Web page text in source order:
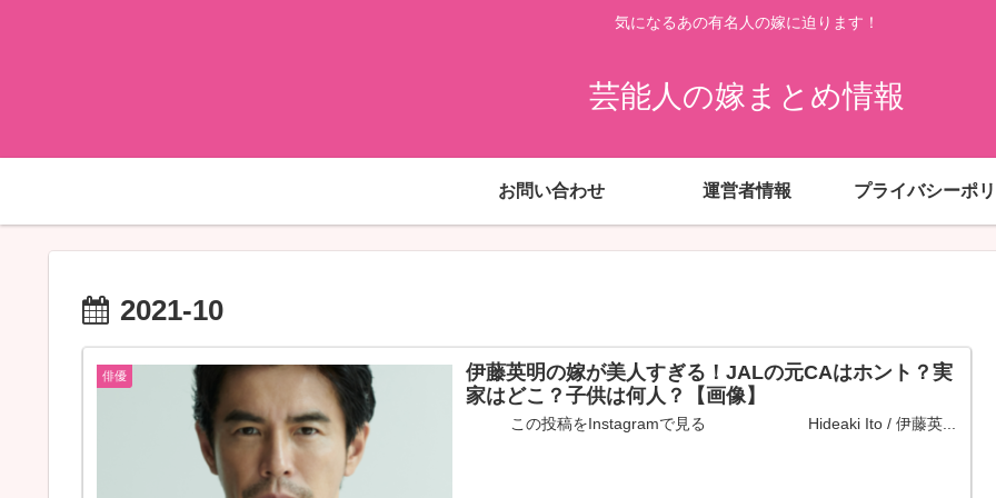
気になるあの有名人の嫁に迫ります！
芸能人の嫁まとめ情報
お問い合わせ 運営者情報 プライバシーポ
2021-10
俳優
伊藤英明の嫁が美人すぎる！JALの元CAはホント？実
家はどこ？子供は何人？【画像】
この投稿をInstagramで見る Hideaki Ito / 伊藤英...